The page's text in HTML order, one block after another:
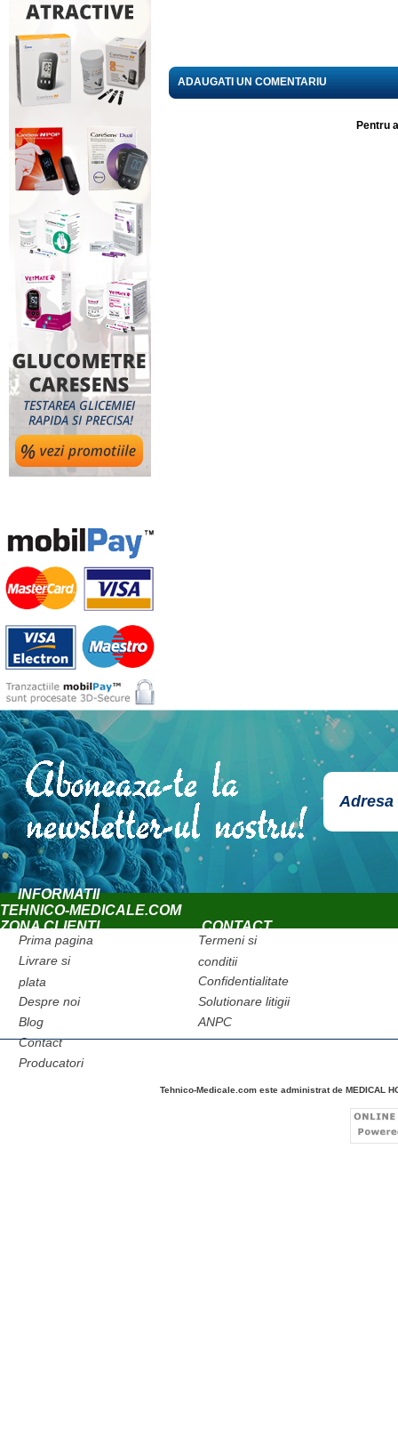
ADAUGATI UN COMENTARIU
Pentru
INFORMATII
TEHNICO-MEDICALE.COM
ZONA CLIENTI
CONTACT
Prima pagina
Livrare si
plata
Despre noi
Blog
Contact
Producatori
Termeni si
conditii
Confidentialitate
Solutionare litigii
ANPC
Tehnico-Medicale.com este administrat de MEDICAL